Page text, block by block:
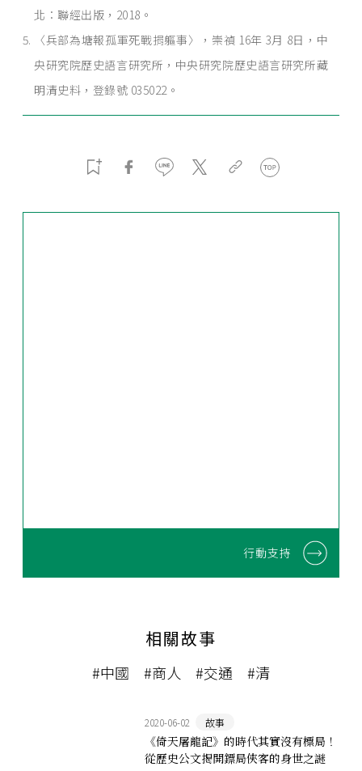
北：聯經出版，2018。
〈兵部為塘報孤軍死戰捐軀事〉，崇禎 16年 3月 8日，中
央研究院歷史語言研究所，中央研究院歷史語言研究所藏
明清史料，登錄號 035022。
行動支持
相關故事
#中國 #商人 #交通 #清
2020-06-02 故事
《倚天屠龍記》的時代其實沒有標局！
從歷史公文揭開鏢局俠客的身世之謎